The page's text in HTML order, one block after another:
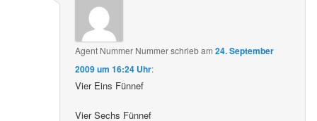
Agent Nummer Nummerschriebam24. September
2009 um 16:24 Uhr:
Vier Eins Fünnef
Vier Sechs Fünnef